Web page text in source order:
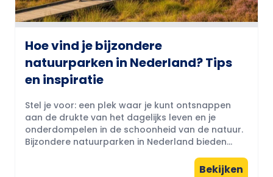
Hoe vind je bijzondere
natuurparken in Nederland? Tips
en inspiratie
Stel je voor: een plek waar je kunt ontsnappen
aan de drukte van het dagelijks leven en je
onderdompelen in de schoonheid van de natuur.
Bijzondere natuurparken in Nederland bieden...
Bekijken